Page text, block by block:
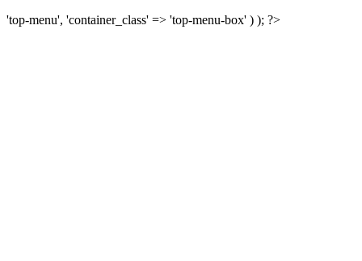
'top-menu', 'container_class' => 'top-menu-box' ) ); ?>